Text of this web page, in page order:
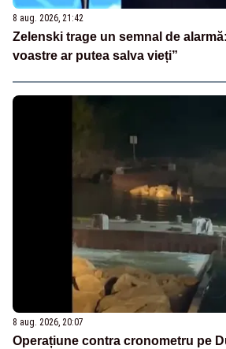
8 aug. 2026, 21:42
Zelenski trage un semnal de
voastre ar putea salva vieți”
8 aug. 2026, 20:07
Operațiune contra cronometru pe